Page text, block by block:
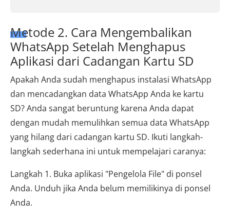
Metode 2. Cara Mengembalikan
WhatsApp Setelah Menghapus
Aplikasi dari Cadangan Kartu SD
Apakah Anda sudah menghapus instalasi WhatsApp
dan mencadangkan data WhatsApp Anda ke kartu
SD? Anda sangat beruntung karena Anda dapat
dengan mudah memulihkan semua data WhatsApp
yang hilang dari cadangan kartu SD. Ikuti langkah-
langkah sederhana ini untuk mempelajari caranya:
Langkah 1. Buka aplikasi "Pengelola File" di ponsel
Anda. Unduh jika Anda belum memilikinya di ponsel
Anda.